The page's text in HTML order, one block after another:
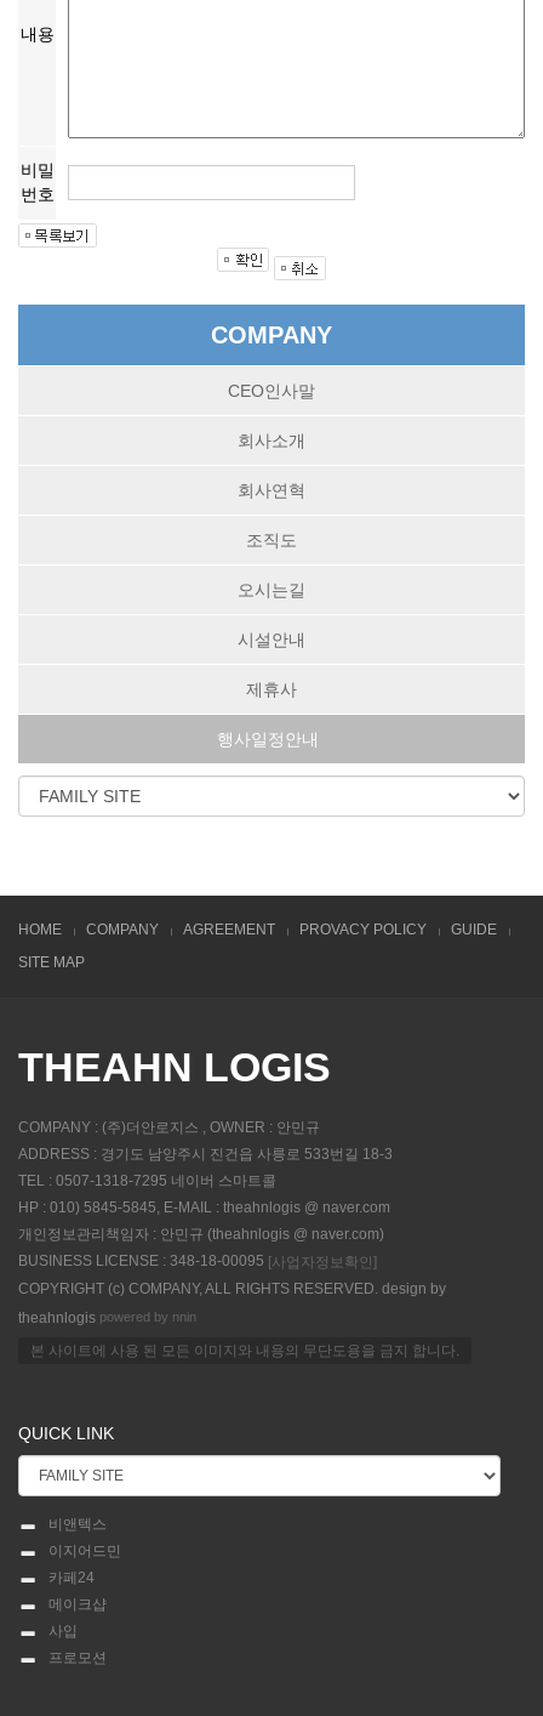
내용
비밀
번호
COMPANY
CEO인사말
회사소개
회사연혁
조직도
오시는길
시설안내
제휴사
행사일정안내
HOME COMPANY AGREEMENT PROVACY POLICY
GUIDE
SITE MAP
THEAHN LOGIS
COMPANY : (주)더안로지스 , OWNER : 안민규
ADDRESS : 경기도 남양주시 진건읍 사릉로 533번길 18-3
TEL : 0507-1318-7295 네이버 스마트콜
HP : 010) 5845-5845, E-MAIL : theahnlogis @ naver.com
개인정보관리책임자 : 안민규 (theahnlogis @ naver.com)
BUSINESS LICENSE : 348-18-00095 [사업자정보확인]
COPYRIGHT (c) COMPANY, ALL RIGHTS RESERVED. design by
theahnlogis powered by nnin
본 사이트에 사용 된 모든 이미지와 내용의 무단도용을 금지 합니다.
QUICK LINK
비앤텍스
이지어드민
카페24
메이크샵
사입
프로모션